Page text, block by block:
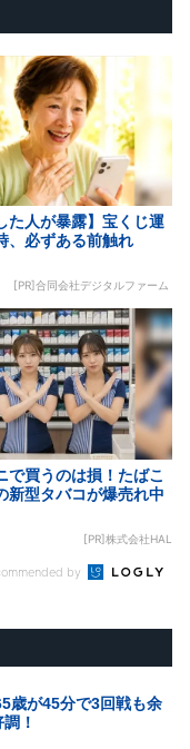
た人が暴露】宝くじ運
、必ずある前触れ
[PR]合同会社デジタルファーム
で買うのは損！たばこ
新型タバコが爆売れ中
[PR]株式会社HAL
by
歳が45分で3回戦も余
！